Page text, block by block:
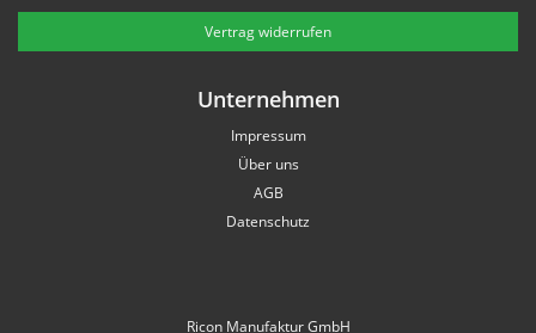
Vertrag widerrufen
Unternehmen
Impressum
Über uns
AGB
Datenschutz
Ricon Manufaktur GmbH